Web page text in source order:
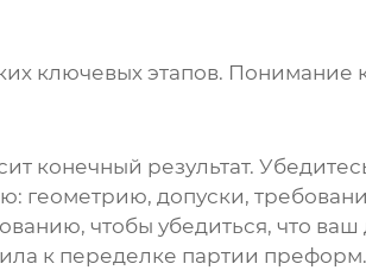
ключевых этапов. Понимание
конечный результат.
допуски,
чтобы убедиться, что ваш
к переделке партии преформ.